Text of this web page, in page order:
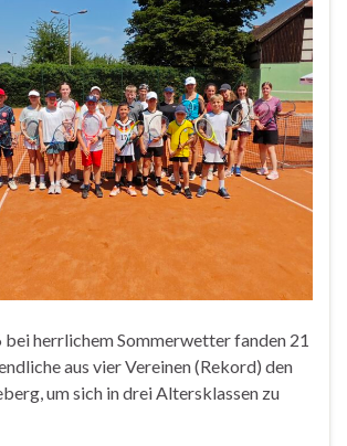
bei herrlichem Sommerwetter fanden 21
aus vier Vereinen (Rekord) den
um sich in drei Altersklassen zu